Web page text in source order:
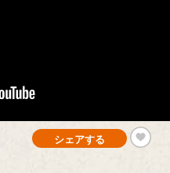
シェアする